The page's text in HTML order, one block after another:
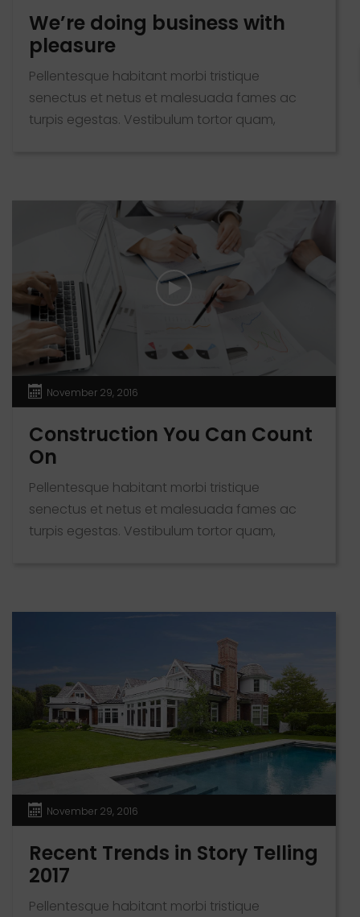
We’re doing business with
pleasure
Pellentesque habitant morbi tristique
senectus et netus et malesuada fames ac
turpis egestas. Vestibulum tortor quam,
placerat eleifend leo. Quisque sit amet est et
sapien ullamcorper pharetra. Vestibulum erat
wisi, condimentum sed, commodo [...]
November 29, 2016
Construction You Can Count
On
Pellentesque habitant morbi tristique
senectus et netus et malesuada fames ac
turpis egestas. Vestibulum tortor quam,
placerat eleifend leo. Quisque sit amet est et
sapien ullamcorper pharetra. Vestibulum erat
wisi, condimentum sed, commodo [...]
November 29, 2016
Recent Trends in Story Telling
2017
Pellentesque habitant morbi tristique